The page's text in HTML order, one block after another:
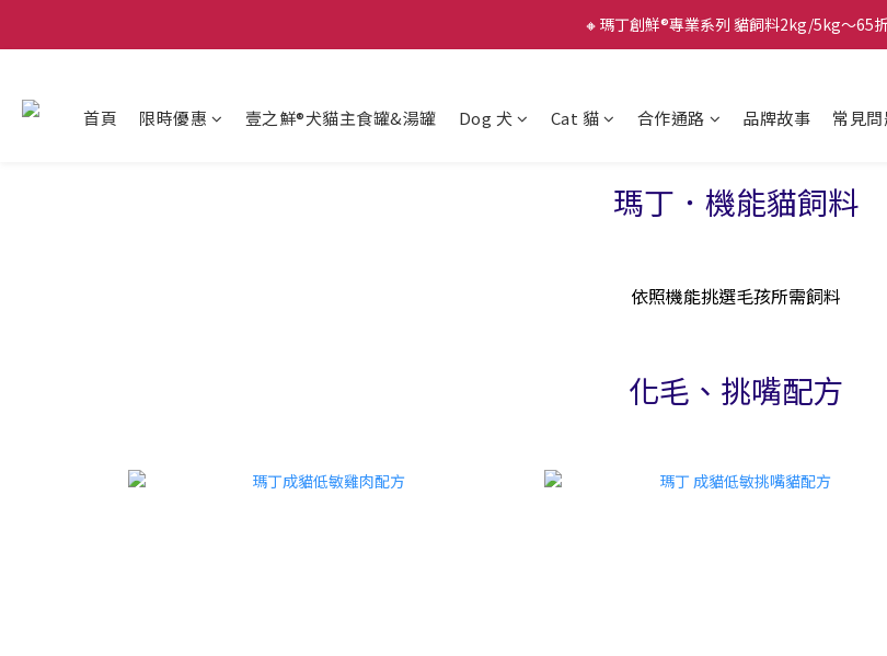
🔸瑪丁創鮮®專業系列 貓飼料2kg/5kg～65
首頁 限時優惠 壹之鮮®犬貓主食罐&湯罐 Dog 犬 Cat 貓 合作通路 品牌故事 常見
瑪丁．機能貓飼料
依照機能挑選毛孩所需飼料
化毛、挑嘴配方